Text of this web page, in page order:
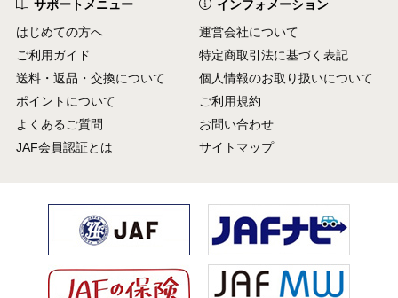
サポートメニュー
はじめての方へ
ご利用ガイド
送料・返品・交換について
ポイントについて
よくあるご質問
JAF会員認証とは
インフォメーション
運営会社について
特定商取引法に基づく表記
個人情報のお取り扱いについて
ご利用規約
お問い合わせ
サイトマップ